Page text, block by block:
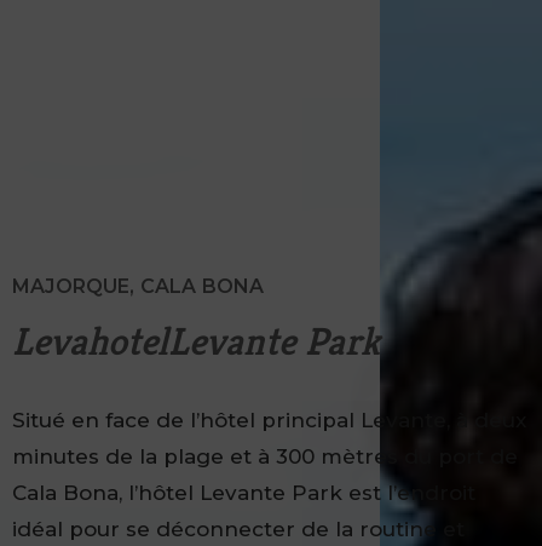
MAJORQUE, CALA BONA
LevahotelLevante Park
Situé en face de l’hôtel principal Levante, à deux
minutes de la plage et à 300 mètres du port de
Cala Bona, l’hôtel Levante Park est l’endroit
idéal pour se déconnecter de la routine et